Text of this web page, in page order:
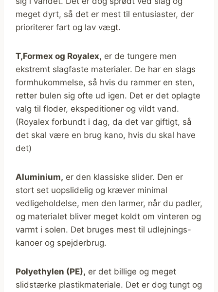
meget dyrt, så det er mest til entusiaster, der
prioriterer fart og lav vægt.
T,Formex og Royalex, er de tungere men
ekstremt slagfaste materialer. De har en slags
formhukommelse, så hvis du rammer en sten,
retter bulen sig ofte ud igen. Det er det oplagte
valg til floder, ekspeditioner og vildt vand.
(Royalex forbundt i dag, da det var giftigt, så
det skal være en brug kano, hvis du skal have
det)
Aluminium, er den klassiske slider. Den er
stort set uopslidelig og kræver minimal
vedligeholdelse, men den larmer, når du padler,
og materialet bliver meget koldt om vinteren og
varmt i solen. Det bruges mest til udlejnings-
kanoer og spejderbrug.
Polyethylen (PE), er det billige og meget
slidstærke plastikmateriale. Det er dog tungt og